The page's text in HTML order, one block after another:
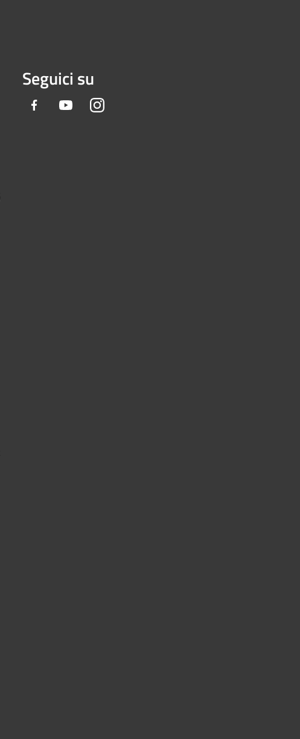
Seguici su
Facebook YoutubeInstagram